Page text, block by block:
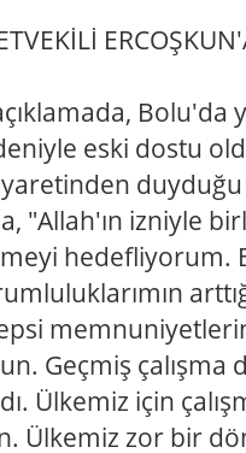
Bolu'da
eski dostu
"Allah'ın izniyle
hedefliyorum.
Geçmiş
Ülkemiz için
Ülkemiz zor bir